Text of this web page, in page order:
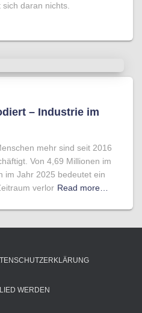
daran nichts.
– Industrie im
mehr sind seit 2016
Von 4,69 Millionen im
im Jahr 2025 bedeutet ein
verlor Read more…
WERDEN